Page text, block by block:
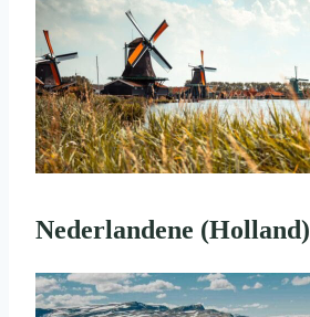
Nederlandene (Holland)